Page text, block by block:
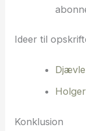
Ideer til
Konklusion